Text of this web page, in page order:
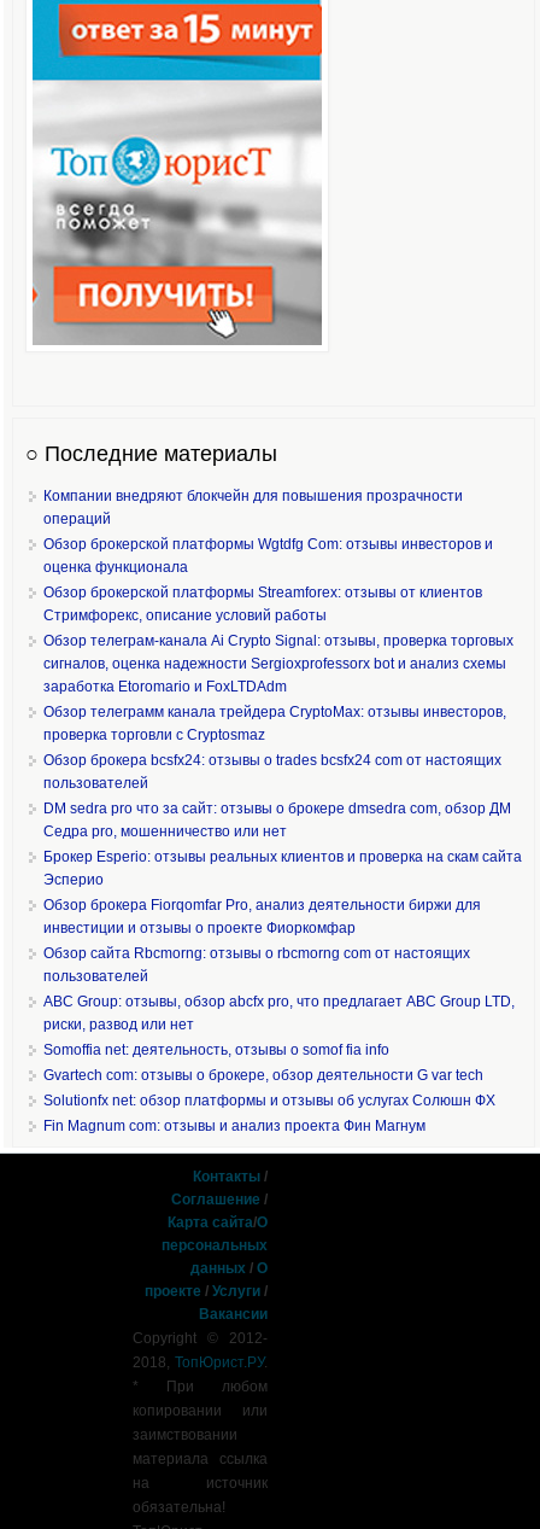
○ Последние материалы
Компании внедряют блокчейн для повышения прозрачности
операций
Обзор брокерской платформы Wgtdfg Com: отзывы инвесторов и
оценка функционала
Обзор брокерской платформы Streamforex: отзывы от клиентов
Стримфорекс, описание условий работы
Обзор телеграм-канала Ai Crypto Signal: отзывы, проверка торговых
сигналов, оценка надежности Sergioxprofessorx bot и анализ схемы
заработка Etoromario и FoxLTDAdm
Обзор телеграмм канала трейдера CryptoMax: отзывы инвесторов,
проверка торговли с Cryptosmaz
Обзор брокера bcsfx24: отзывы о trades bcsfx24 com от настоящих
пользователей
DM sedra pro что за сайт: отзывы о брокере dmsedra com, обзор ДМ
Седра pro, мошенничество или нет
Брокер Esperio: отзывы реальных клиентов и проверка на скам сайта
Эсперио
Обзор брокера Fiorqomfar Pro, анализ деятельности биржи для
инвестиции и отзывы о проекте Фиоркомфар
Обзор сайта Rbcmorng: отзывы о rbcmorng com от настоящих
пользователей
ABC Group: отзывы, обзор abcfx pro, что предлагает ABC Group LTD,
риски, развод или нет
Somoffia net: деятельность, отзывы о somof fia info
Gvartech com: отзывы о брокере, обзор деятельности G var tech
Solutionfx net: обзор платформы и отзывы об услугах Солюшн ФХ
Fin Magnum com: отзывы и анализ проекта Фин Магнум
Контакты /
Соглашение /
Карта сайта/О
персональных
данных /О
проекте /Услуги /
Вакансии
Copyright © 2012-
2018,ТопЮрист.РУ.
* При любом
копировании или
заимствовании
материала ссылка
на источник
обязательна!